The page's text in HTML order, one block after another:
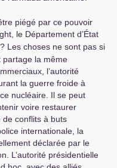
piégé par ce pouvoir
le Département d’État
? Les choses ne sont pas si
partage la même
l’autorité
la guerre froide à
nucléaire. Il se peut
voire restaurer
de conflits à buts
internationale, la
déclarée par le
L’autorité présidentielle